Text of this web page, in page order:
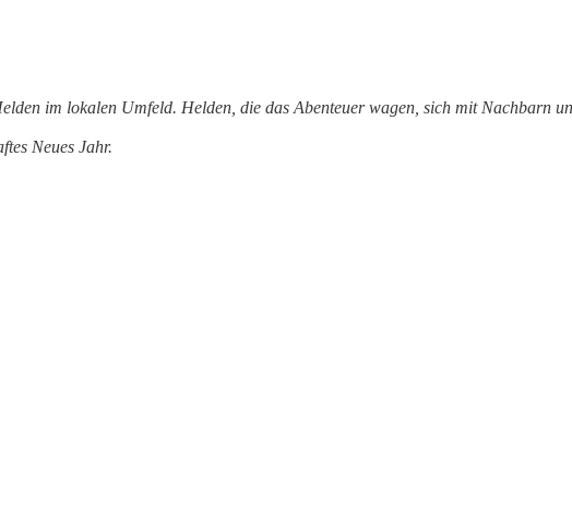
im lokalen Umfeld. Helden, die das Abenteuer wagen, sich mit Nachbarn
Neues Jahr.